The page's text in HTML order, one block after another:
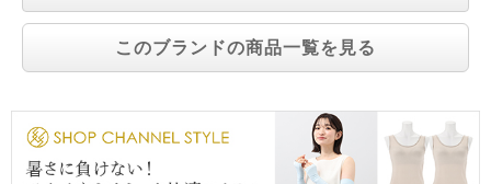
このブランドの商品一覧を見る